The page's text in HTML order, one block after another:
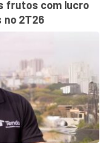
frutos com lucro
no 2T26